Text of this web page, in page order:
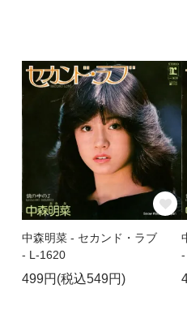
中森明菜 - セカンド・ラブ
- L-1620
499円(税込549円)